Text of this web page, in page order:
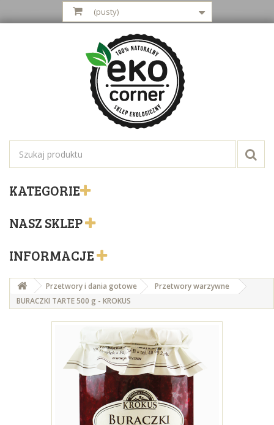
(pusty)
KATEGORIE
NASZ SKLEP
INFORMACJE
Przetwory i dania gotowe
Przetwory warzywne
BURACZKI TARTE 500 g - KROKUS